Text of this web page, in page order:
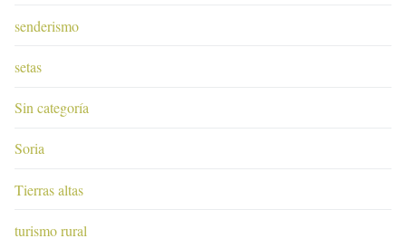
senderismo
setas
Sin categoría
Soria
Tierras altas
turismo rural